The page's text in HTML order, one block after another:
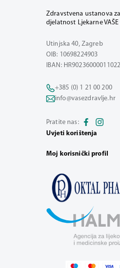
Zdravstvena ustanova
djelatnost Ljekarne VAŠE
Utinjska 40, Zagreb
OIB: 10698224903
IBAN:
+385 (0) 1 21 00 200
info@vasezdravlje.hr
Pratite nas:
Uvjeti korištenja
Moj korisnički profil